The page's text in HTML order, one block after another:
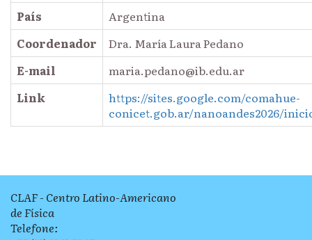
País
Argentina
Coordenador
Dra. María Laura Pedano
E-mail
maria.pedano@ib.edu.ar
Link
https://sites.google.com/comahue-
conicet.gob.ar/nanoandes2026/
CLAF - Centro Latino-Americano
de Física
Telefone: